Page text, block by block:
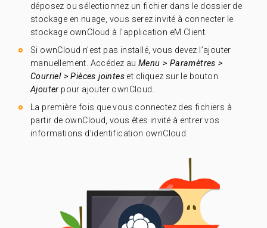
déposez ou sélectionnez un fichier dans le dossier de
stockage en nuage, vous serez invité à connecter le
stockage ownCloud à l’application eM Client.
Si ownCloud n’est pas installé, vous devez l’ajouter
manuellement. Accédez au Menu > Paramètres >
Courriel > Pièces jointes et cliquez sur le bouton
Ajouter pour ajouter ownCloud.
La première fois que vous connectez des fichiers à
partir de ownCloud, vous êtes invité à entrer vos
informations d’identification ownCloud.